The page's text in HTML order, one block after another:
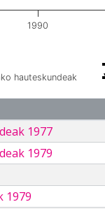
hauteskundeak
1990
1977
1979
1979